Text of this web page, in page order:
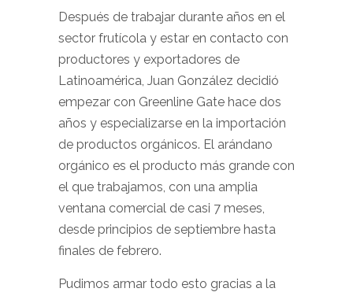
Después de trabajar durante años en el
sector frutícola y estar en contacto con
productores y exportadores de
Latinoamérica, Juan González decidió
empezar con Greenline Gate hace dos
años y especializarse en la importación
de productos orgánicos. El arándano
orgánico es el producto más grande con
el que trabajamos, con una amplia
ventana comercial de casi 7 meses,
desde principios de septiembre hasta
finales de febrero.
Pudimos armar todo esto gracias a la